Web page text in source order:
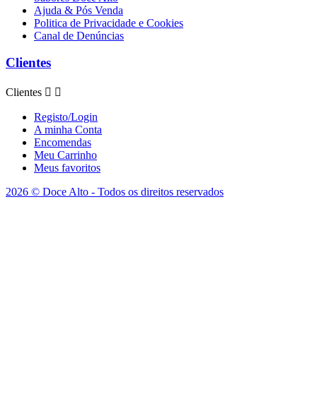
Ajuda & Pós Venda
Politica de Privacidade e Cookies
Canal de Denúncias
Clientes
Clientes  
Registo/Login
A minha Conta
Encomendas
Meu Carrinho
Meus favoritos
2026 © Doce Alto - Todos os direitos reservados